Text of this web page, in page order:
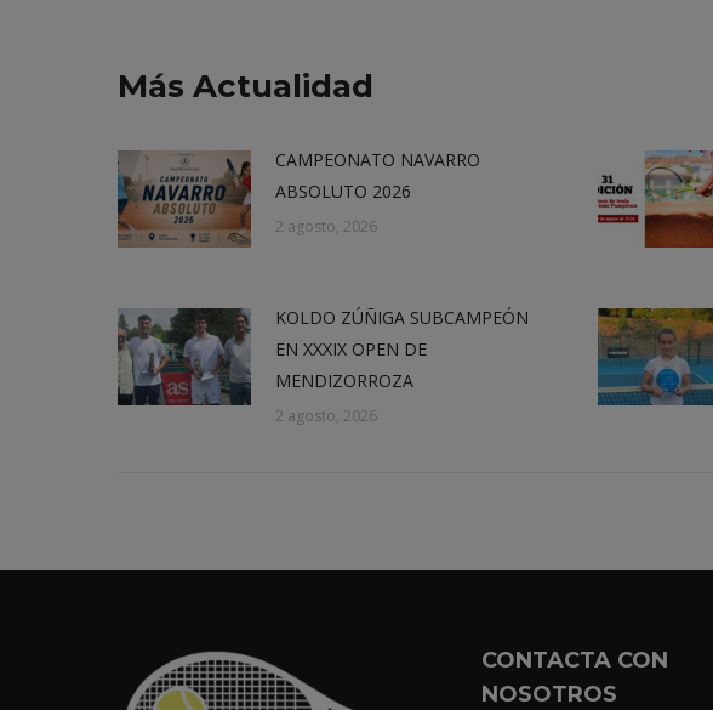
Más Actualidad
CAMPEONATO NAVARRO
ABSOLUTO 2026
2 agosto, 2026
KOLDO ZÚÑIGA SUBCAMPEÓN
EN XXXIX OPEN DE
MENDIZORROZA
2 agosto, 2026
CONTACTA CON
NOSOTROS